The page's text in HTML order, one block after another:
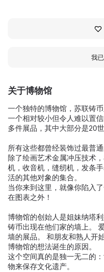
关于博物馆
一个独特的博物馆，苏联铸
一个相对较小但令人难以置
多件展品，其中大部分是20
所有这些都曾经装饰过最普
除了绘画艺术金属冲压技术
机，收音机，缝纫机，发条
活的其他对象的集合。
当你来到这里，就像你陷入
在图表之外！
博物馆的创始人是姐妹纳塔
铸币出现在他们家的墙上。
墙的展品。 和朋友和熟人开
博物馆的想法诞生的原因。
这个空间真的是独一无二的
物来保存文化遗产。
我